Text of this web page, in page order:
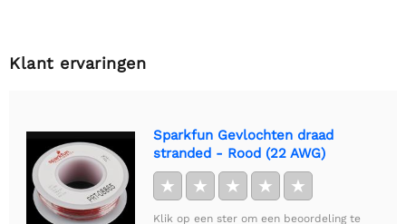
Klant ervaringen
Sparkfun Gevlochten draad
stranded - Rood (22 AWG)
★ ★ ★ ★ ★
Klik op een ster om een beoordeling te